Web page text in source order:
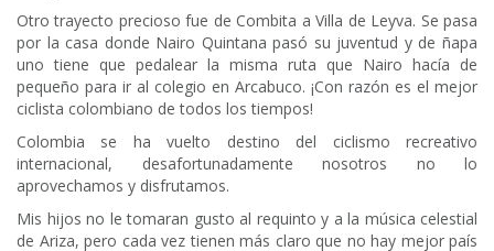
Otro trayecto precioso fue de Combita a Villa de Leyva. Se pasa
por la casa donde Nairo Quintana pasó su juventud y de ñapa
uno tiene que pedalear la misma ruta que Nairo hacía de
pequeño para ir al colegio en Arcabuco. ¡Con razón es el mejor
ciclista colombiano de todos los tiempos!
Colombia se ha vuelto destino del ciclismo recreativo
internacional, desafortunadamente nosotros no lo
aprovechamos y disfrutamos.
Mis hijos no le tomaran gusto al requinto y a la música celestial
de Ariza, pero cada vez tienen más claro que no hay mejor país